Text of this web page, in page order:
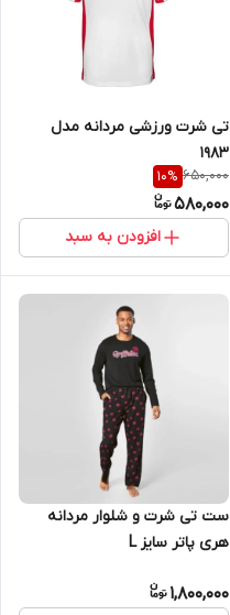
تی شرت ورزشی مردانه مدل
1983
650,000
10%
580,000
افزودن به سبد
ست تی شرت و شلوار مردانه
هری پاتر سایز L
1,800,000